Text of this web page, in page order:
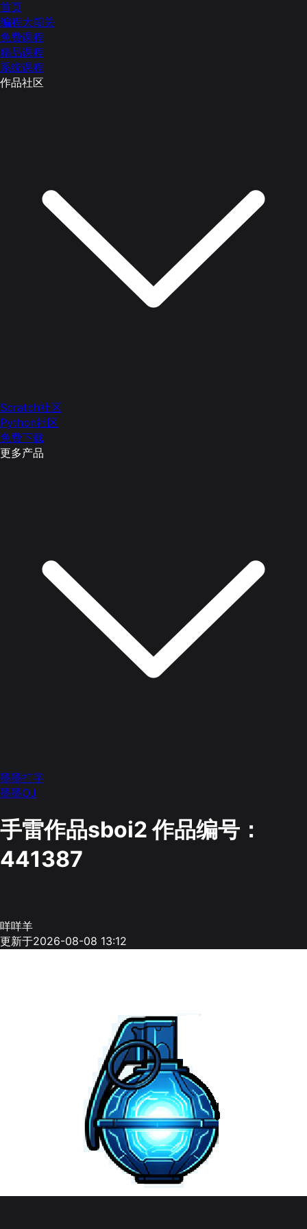
首页
编程大闯关
免费课程
精品课程
系统课程
作品社区
Scratch社区
Python社区
免费下载
更多产品
墨墨打字
墨墨OJ
手雷作品sboi2作品编号：
441387
咩咩羊
更新于2026-08-08 13:12